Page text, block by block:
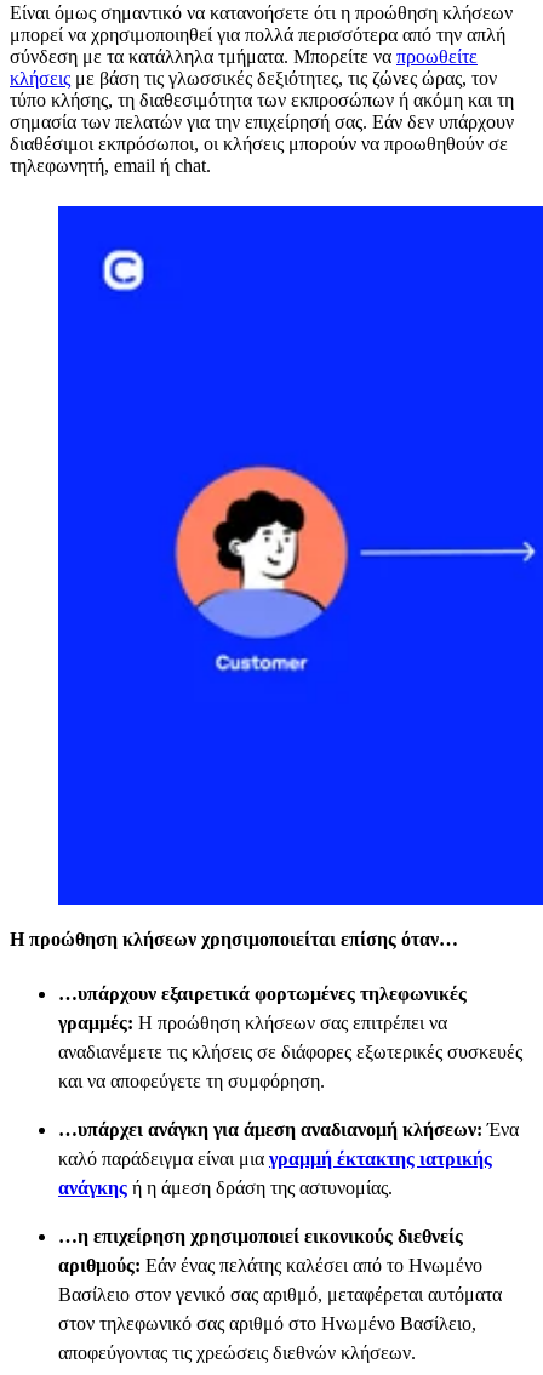
Είναι όμως σημαντικό να κατανοήσετε ότι η προώθηση κλήσεων
μπορεί να χρησιμοποιηθεί για πολλά περισσότερα από την απλή
σύνδεση με τα κατάλληλα τμήματα. Μπορείτε να προωθείτε
κλήσεις με βάση τις γλωσσικές δεξιότητες, τις ζώνες ώρας, τον
τύπο κλήσης, τη διαθεσιμότητα των εκπροσώπων ή ακόμη και τη
σημασία των πελατών για την επιχείρησή σας. Εάν δεν υπάρχουν
διαθέσιμοι εκπρόσωποι, οι κλήσεις μπορούν να προωθηθούν σε
τηλεφωνητή, email ή chat.
Η προώθηση κλήσεων χρησιμοποιείται επίσης όταν…
…υπάρχουν εξαιρετικά φορτωμένες τηλεφωνικές
γραμμές: Η προώθηση κλήσεων σας επιτρέπει να
αναδιανέμετε τις κλήσεις σε διάφορες εξωτερικές συσκευές
και να αποφεύγετε τη συμφόρηση.
…υπάρχει ανάγκη για άμεση αναδιανομή κλήσεων:Ένα
καλό παράδειγμα είναι μια γραμμή έκτακτης ιατρικής
ανάγκης ή η άμεση δράση της αστυνομίας.
…η επιχείρηση χρησιμοποιεί εικονικούς διεθνείς
αριθμούς: Εάν ένας πελάτης καλέσει από το Ηνωμένο
Βασίλειο στον γενικό σας αριθμό, μεταφέρεται αυτόματα
στον τηλεφωνικό σας αριθμό στο Ηνωμένο Βασίλειο,
αποφεύγοντας τις χρεώσεις διεθνών κλήσεων.